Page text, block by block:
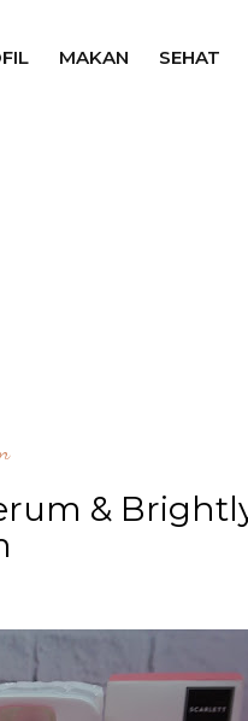
MAKAN SEHAT
&